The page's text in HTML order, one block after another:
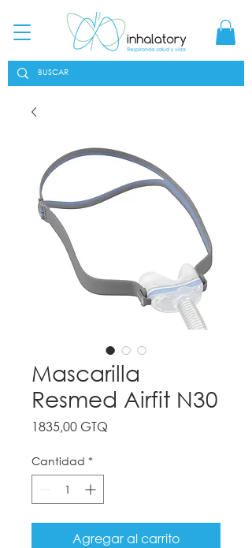
Mascarilla
Resmed Airfit N30
1835,00 GTQ
Cantidad *
Agregar al carrito